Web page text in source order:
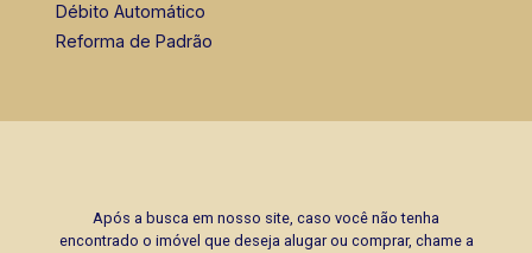
Débito Automático
Reforma de Padrão
Após a busca em nosso site, caso você não tenha
encontrado o imóvel que deseja alugar ou comprar, chame a